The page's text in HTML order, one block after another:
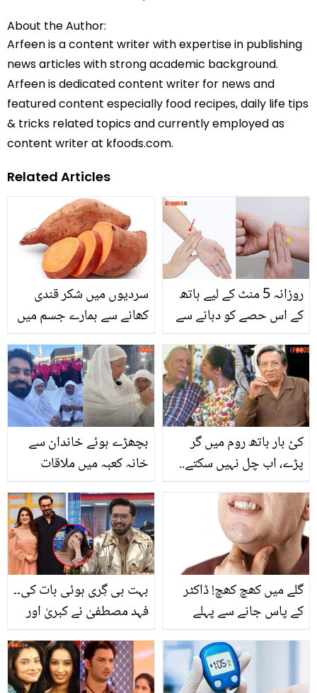
About the Author:
Arfeen is a content writer with expertise in publishing
news articles with strong academic background.
Arfeen is dedicated content writer for news and
featured content especially food recipes, daily life tips
& tricks related topics and currently employed as
content writer at kfoods.com.
Related Articles
سردیوں میں شکر قندی
کھانے سے ہمارے جسم میں
آپ دنگ رہ جائیں گے
روزانہ 5 منٹ کے لیے ہاتھ
کے اس حصے کو دبانے سے
سے آپ بڑی پریشانی سے
بچ سکتے ہیں
بچھڑے ہوئے خاندان سے
خانہ کعبہ میں ملاقات
بزرگ خاتون بھتیجی کے
گلے لگ کر روپڑیں
کئ بار باتھ روم میں گر
پڑے، اب چل نہیں سکتے..
ہوگئی؟ گھر والوں نے
دعاؤں کی درخواست کردی
بہت ہی گِری ہوئی بات کی۔۔
فہد مصطفیٰ نے کبریٰ اور
کہہ دیا؟ صارفین بھڑک گئے
گلے میں کھچ کھچ! ڈاکٹر
کے پاس جانے سے پہلے
نسخوں کو آزمائيں